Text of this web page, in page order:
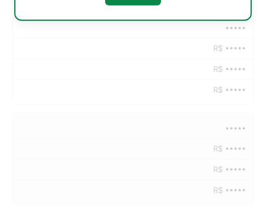
•••••
R$ •••••
R$ •••••
R$ •••••
•••••
R$ •••••
R$ •••••
R$ •••••